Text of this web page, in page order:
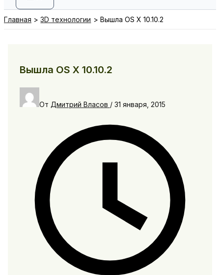
Главная 3D технологии Вышла OS X 10.10.2
Вышла OS X 10.10.2
От Дмитрий Власов / 31 января, 2015